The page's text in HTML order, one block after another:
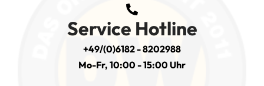
Service Hotline
+49/(0)6182 - 8202988
Mo-Fr, 10:00 - 15:00 Uhr